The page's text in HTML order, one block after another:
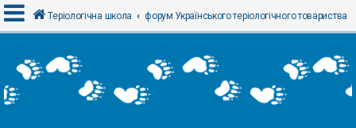
х
і
Теріологічна школа форум Українського теріологічного товариства